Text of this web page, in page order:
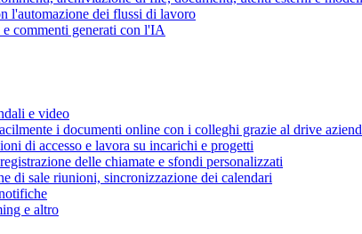
l'automazione dei flussi di lavoro
commenti generati con l'IA
e video
i documenti online con i colleghi grazie al drive
di accesso e lavora su incarichi e progetti
delle chiamate e sfondi personalizzati
di sale riunioni, sincronizzazione dei calendari
e altro